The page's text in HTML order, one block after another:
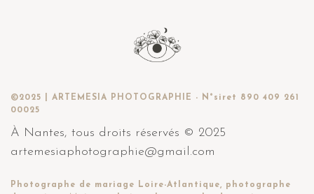
©2025 | ARTEMESIA PHOTOGRAPHIE - N°siret 890 409 261
00025
À Nantes, tous droits réservés © 2025
artemesiaphotographie@gmail.com
Photographe de mariage Loire-Atlantique, photographe